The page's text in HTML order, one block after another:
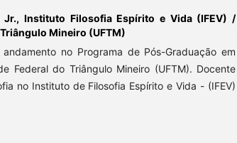
Jr., Instituto Filosofia Espírito e Vida (IFEV) /
Mineiro (UFTM)
no Programa de Pós-Graduação em
Federal do Triângulo Mineiro (UFTM). Docente
no Instituto de Filosofia Espírito e Vida - (IFEV)